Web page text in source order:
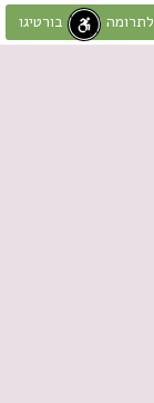
לתרומה לחוסן בורטיגו